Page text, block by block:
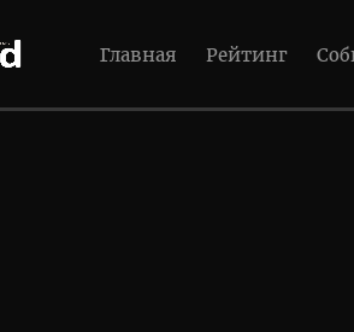
Главная Рейтинг